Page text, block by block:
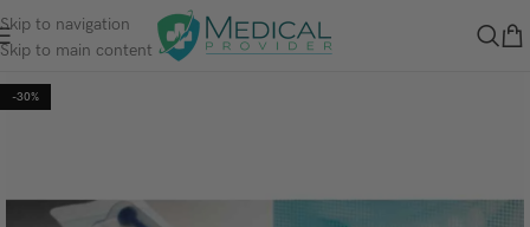
Skip to navigation
Skip to main content
-30%